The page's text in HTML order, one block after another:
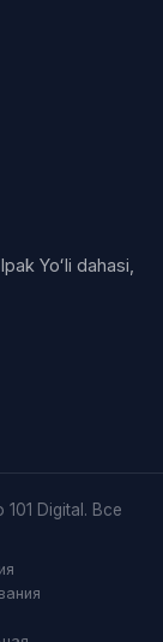
Yoʻli dahasi,
Digital. Все